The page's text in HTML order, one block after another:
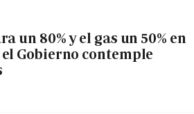
un 80% y el gas un 50% en
Gobierno contemple